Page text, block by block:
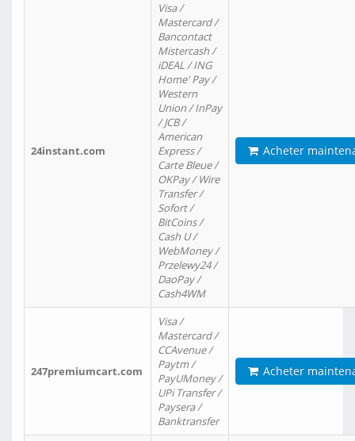
24instant.com
Visa /
Mastercard /
Bancontact
Mistercash /
iDEAL / ING
Home' Pay /
Western
Union / InPay
/ JCB /
American
Express /
Carte Bleue /
OKPay / Wire
Transfer /
Sofort /
BitCoins /
Cash U /
WebMoney /
Przelewy24 /
DaoPay /
Cash4WM
Acheter
247premiumcart.com
Visa /
Mastercard /
CCAvenue /
Paytm /
PayUMoney /
UPi Transfer /
Paysera /
Banktransfer
Acheter